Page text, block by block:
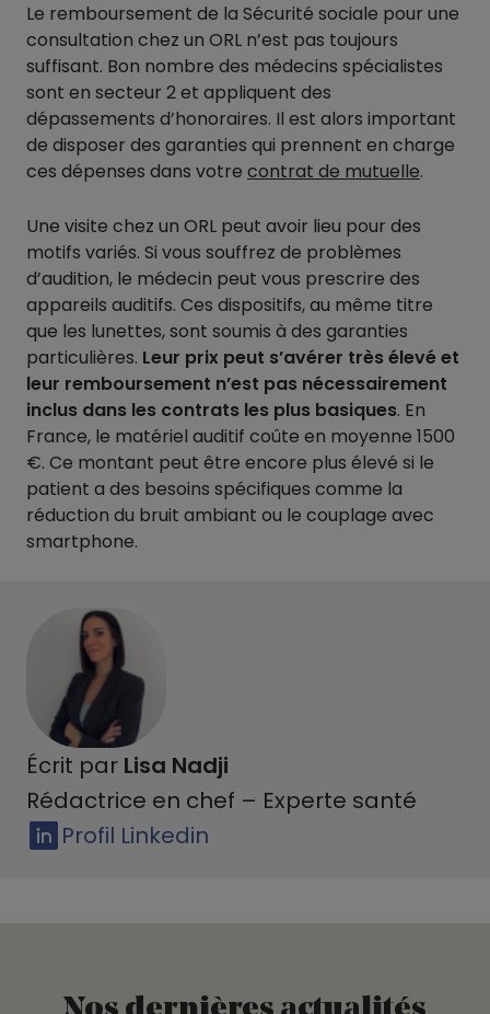
Le remboursement de la Sécurité sociale pour une
consultation chez un ORL n’est pas toujours
suffisant. Bon nombre des médecins spécialistes
sont en secteur 2 et appliquent des
dépassements d’honoraires. Il est alors important
de disposer des garanties qui prennent en charge
ces dépenses dans votre contrat de mutuelle.
Une visite chez un ORL peut avoir lieu pour des
motifs variés. Si vous souffrez de problèmes
d’audition, le médecin peut vous prescrire des
appareils auditifs. Ces dispositifs, au même titre
que les lunettes, sont soumis à des garanties
particulières. Leur prix peut s’avérer très élevé et
leur remboursement n’est pas nécessairement
inclus dans les contrats les plus basiques. En
France, le matériel auditif coûte en moyenne 1500
€. Ce montant peut être encore plus élevé si le
patient a des besoins spécifiques comme la
réduction du bruit ambiant ou le couplage avec
smartphone.
Écrit par Lisa Nadji
Rédactrice en chef – Experte santé
Profil Linkedin